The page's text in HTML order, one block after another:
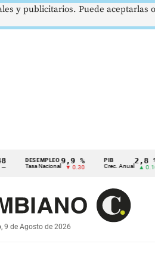
DESEMPLEO
Tasa Nacional
9,9 %
▼ 0.30
PIB
Crec. Anual
2,8 %
▲ 0.10
, 9 de Agosto de 2026
y publicitarios. Puede aceptarlas